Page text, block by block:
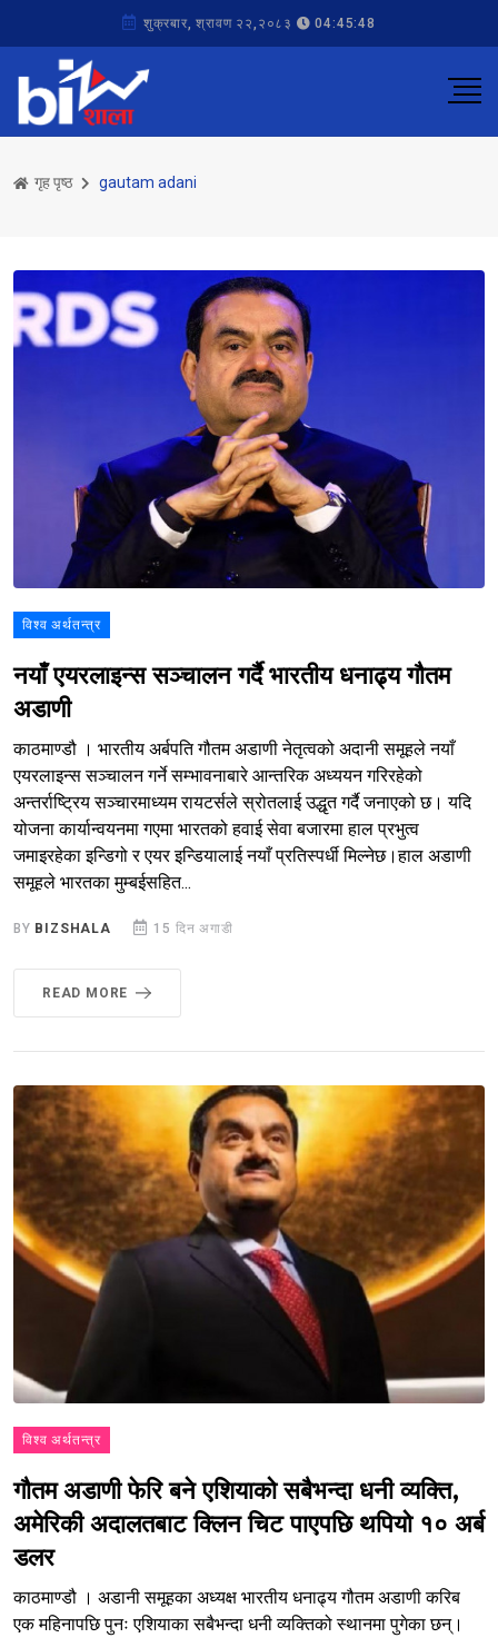
शुक्रबार, श्रावण २२,२०८३ 04:45:48
गृह पृष्ठ gautam adani
विश्व अर्थतन्त्र
नयाँ एयरलाइन्स सञ्चालन गर्दै भारतीय धनाढ्य गौतम
अडाणी
काठमाण्डौ । भारतीय अर्बपति गौतम अडाणी नेतृत्वको अदानी समूहले नयाँ
एयरलाइन्स सञ्चालन गर्ने सम्भावनाबारे आन्तरिक अध्ययन गरिरहेको
अन्तर्राष्ट्रिय सञ्चारमाध्यम रायटर्सले स्रोतलाई उद्धृत गर्दै जनाएको छ। यदि
योजना कार्यान्वयनमा गएमा भारतको हवाई सेवा बजारमा हाल प्रभुत्व
जमाइरहेका इन्डिगो र एयर इन्डियालाई नयाँ प्रतिस्पर्धी मिल्नेछ।हाल अडाणी
समूहले भारतका मुम्बईसहित...
BY BIZSHALA 15 दिन अगाडी
READ MORE
विश्व अर्थतन्त्र
गौतम अडाणी फेरि बने एशियाको सबैभन्दा धनी व्यक्ति,
अमेरिकी अदालतबाट क्लिन चिट पाएपछि थपियो १० अर्ब
डलर
काठमाण्डौ । अडानी समूहका अध्यक्ष भारतीय धनाढ्य गौतम अडाणी करिब
एक महिनापछि पुनः एशियाका सबैभन्दा धनी व्यक्तिको स्थानमा पुगेका छन्।